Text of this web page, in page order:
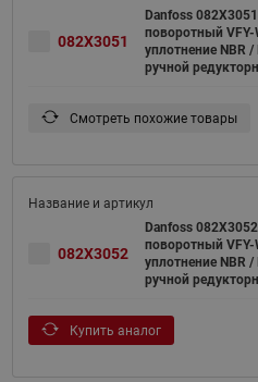
082X3051
Danfoss
поворотный VFY-
уплотнение NBR
ручной
Смотреть похожие товары
082X3052
Danfoss
поворотный VFY-
уплотнение NBR
ручной
Купить аналог